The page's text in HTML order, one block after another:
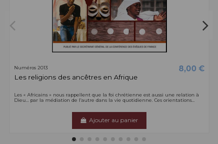
Numéros 2013 8,00 €
Les religions des ancêtres en Afrique
Les « Africains » nous rappellent que la foi chrétienne est aussi une relation à
Dieu… par la médiation de l’autre dans la vie quotidienne. Ces orientations...
Ajouter au panier